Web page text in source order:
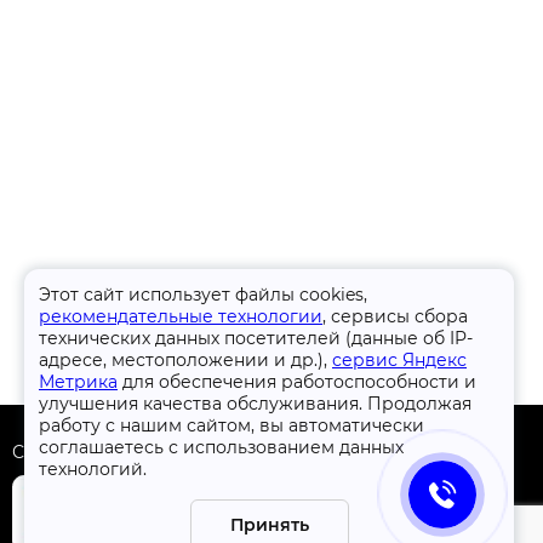
Этот сайт использует файлы cookies,
рекомендательные технологии, сервисы сбора
технических данных посетителей (данные об IP-
адресе, местоположении и др.), сервис Яндекс
Метрика для обеспечения работоспособности и
улучшения качества обслуживания. Продолжая
работу с нашим сайтом, вы автоматически
соглашаетесь с использованием данных
технологий.
Принять
Скачать приложение